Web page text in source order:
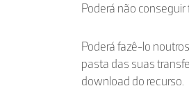
Poderá não
Poderá fazê-lo
pasta das suas
download do recurso.